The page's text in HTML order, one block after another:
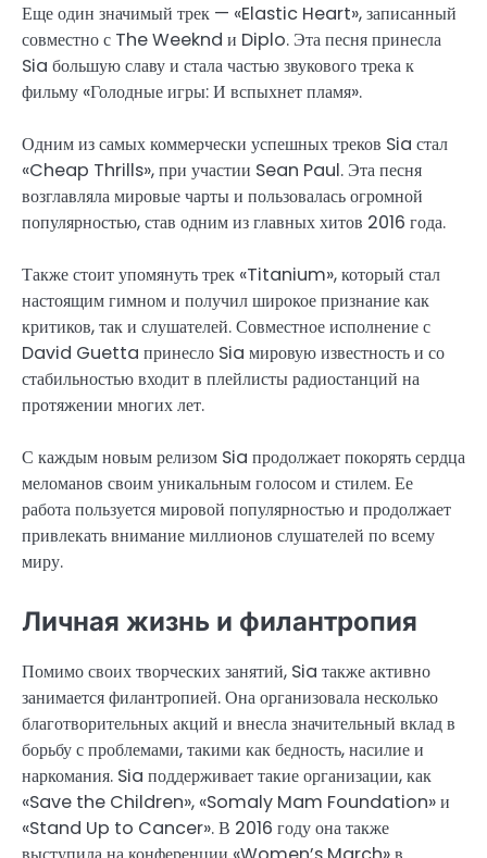
Еще один значимый трек — «Elastic Heart», записанный
совместно с The Weeknd и Diplo. Эта песня принесла
Sia большую славу и стала частью звукового трека к
фильму «Голодные игры: И вспыхнет пламя».
Одним из самых коммерчески успешных треков Sia стал
«Cheap Thrills», при участии Sean Paul. Эта песня
возглавляла мировые чарты и пользовалась огромной
популярностью, став одним из главных хитов 2016 года.
Также стоит упомянуть трек «Titanium», который стал
настоящим гимном и получил широкое признание как
критиков, так и слушателей. Совместное исполнение с
David Guetta принесло Sia мировую известность и со
стабильностью входит в плейлисты радиостанций на
протяжении многих лет.
С каждым новым релизом Sia продолжает покорять сердца
меломанов своим уникальным голосом и стилем. Ее
работа пользуется мировой популярностью и продолжает
привлекать внимание миллионов слушателей по всему
миру.
Личная жизнь и филантропия
Помимо своих творческих занятий, Sia также активно
занимается филантропией. Она организовала несколько
благотворительных акций и внесла значительный вклад в
борьбу с проблемами, такими как бедность, насилие и
наркомания. Sia поддерживает такие организации, как
«Save the Children», «Somaly Mam Foundation» и
«Stand Up to Cancer». В 2016 году она также